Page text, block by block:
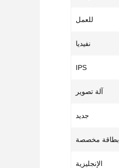
للعمل
نفيديا
IPS
آلة تصوير
جديد
بطاقة مخصصة
الإنجليزية